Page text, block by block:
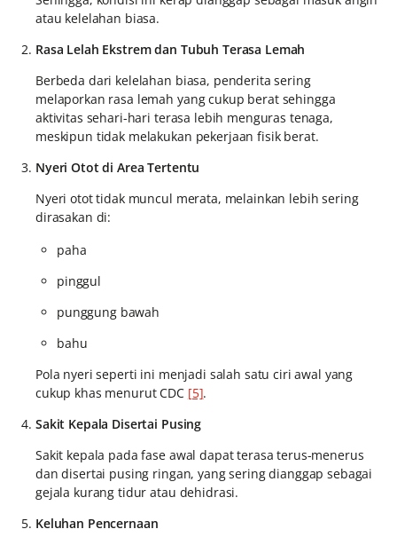
atau kelelahan biasa.
Rasa Lelah Ekstrem dan Tubuh Terasa Lemah
Berbeda dari kelelahan biasa, penderita sering
melaporkan rasa lemah yang cukup berat sehingga
aktivitas sehari-hari terasa lebih menguras tenaga,
meskipun tidak melakukan pekerjaan fisik berat.
Nyeri Otot di Area Tertentu
Nyeri otot tidak muncul merata, melainkan lebih sering
dirasakan di:
paha
pinggul
punggung bawah
bahu
Pola nyeri seperti ini menjadi salah satu ciri awal yang
cukup khas menurut CDC [5].
Sakit Kepala Disertai Pusing
Sakit kepala pada fase awal dapat terasa terus-menerus
dan disertai pusing ringan, yang sering dianggap sebagai
gejala kurang tidur atau dehidrasi.
Keluhan Pencernaan